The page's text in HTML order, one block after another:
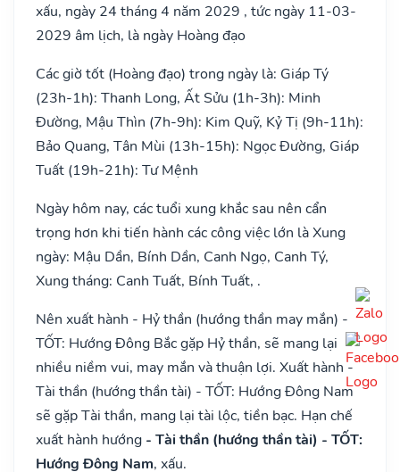
xấu, ngày 24 tháng 4 năm 2029 , tức ngày 11-03-
2029 âm lịch, là ngày Hoàng đạo
Các giờ tốt (Hoàng đạo) trong ngày là: Giáp Tý
(23h-1h): Thanh Long, Ất Sửu (1h-3h): Minh
Đường, Mậu Thìn (7h-9h): Kim Quỹ, Kỷ Tị (9h-11h):
Bảo Quang, Tân Mùi (13h-15h): Ngọc Đường, Giáp
Tuất (19h-21h): Tư Mệnh
Ngày hôm nay, các tuổi xung khắc sau nên cẩn
trọng hơn khi tiến hành các công việc lớn là Xung
ngày: Mậu Dần, Bính Dần, Canh Ngọ, Canh Tý,
Xung tháng: Canh Tuất, Bính Tuất, .
Nên xuất hành - Hỷ thần (hướng thần may mắn) -
TỐT: Hướng Đông Bắc gặp Hỷ thần, sẽ mang lại
nhiều niềm vui, may mắn và thuận lợi. Xuất hành -
Tài thần (hướng thần tài) - TỐT: Hướng Đông Nam
sẽ gặp Tài thần, mang lại tài lộc, tiền bạc. Hạn chế
xuất hành hướng - Tài thần (hướng thần tài) - TỐT:
Hướng Đông Nam, xấu.